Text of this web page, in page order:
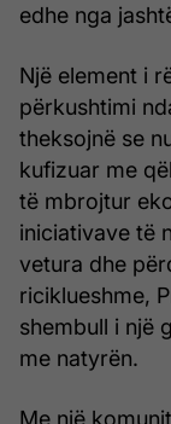
edhe nga
Një element i
përkushtimi
theksojnë se
kufizuar me
të mbrojtur
iniciativave të
vetura dhe
riciklueshme,
shembull i një
me natyrën.
Me një